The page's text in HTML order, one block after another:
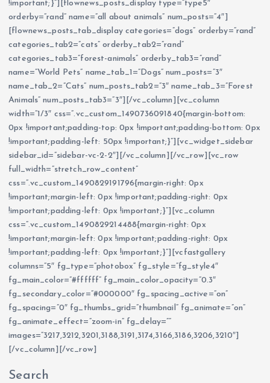
!important;}”][flownews_posts_display type=”type5″
orderby=”rand” name=”all about animals” num_posts=”4″]
[flownews_posts_tab_display categories=”dogs” orderby=”rand”
categories_tab2=”cats” orderby_tab2=”rand”
categories_tab3=”forest-animals” orderby_tab3=”rand”
name=”World Pets” name_tab_1=”Dogs” num_posts=”3″
name_tab_2=”Cats” num_posts_tab2=”3″ name_tab_3=”Forest
Animals” num_posts_tab3=”3″][/vc_column][vc_column
width=”1/3″ css=”.vc_custom_1490736091840{margin-bottom:
0px !important;padding-top: 0px !important;padding-bottom: 0px
!important;padding-left: 50px !important;}”][vc_widget_sidebar
sidebar_id=”sidebar-vc-2-2″][/vc_column][/vc_row][vc_row
full_width=”stretch_row_content”
css=”.vc_custom_1490829191796{margin-right: 0px
!important;margin-left: 0px !important;padding-right: 0px
!important;padding-left: 0px !important;}”][vc_column
css=”.vc_custom_1490829214488{margin-right: 0px
!important;margin-left: 0px !important;padding-right: 0px
!important;padding-left: 0px !important;}”][vcfastgallery
columns=”5″ fg_type=”photobox” fg_style=”fg_style4″
fg_main_color=”#ffffff” fg_main_color_opacity=”0.3″
fg_secondary_color=”#000000″ fg_spacing_active=”on”
fg_spacing=”0″ fg_thumbs_grid=”thumbnail” fg_animate=”on”
fg_animate_effect=”zoom-in” fg_delay=””
images=”3217,3212,3201,3188,3191,3174,3166,3186,3206,3210″]
[/vc_column][/vc_row]
Search